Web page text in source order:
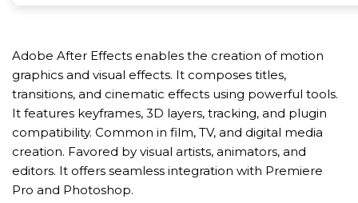
Adobe After Effects enables the creation of motion
graphics and visual effects. It composes titles,
transitions, and cinematic effects using powerful tools.
It features keyframes, 3D layers, tracking, and plugin
compatibility. Common in film, TV, and digital media
creation. Favored by visual artists, animators, and
editors. It offers seamless integration with Premiere
Pro and Photoshop.